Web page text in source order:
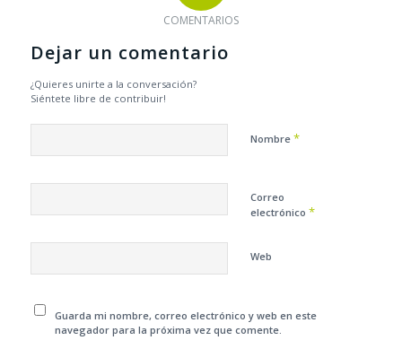
COMENTARIOS
Dejar un comentario
¿Quieres unirte a la conversación?
Siéntete libre de contribuir!
Nombre *
Correo
electrónico *
Web
Guarda mi nombre, correo electrónico y web en este
navegador para la próxima vez que comente.